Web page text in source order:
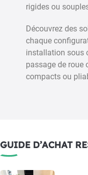
rigides ou
Découvrez des
chaque
installation sous
passage de roue
compacts ou
EAUX PROPRES
ROLL TANK 40F
Réf : 006885001
89,90 €
Ajouter au panier
GUIDE D’ACHAT